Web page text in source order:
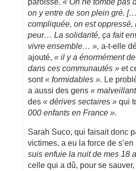
on y entre de son plein gré.
compliquée, on est oppressé,
peur… La solidarité, ça fait
vivre ensemble… »,a-t-elle
ajouté,« il y a énormément
dans ces communautés »et
sont« formidables ». Le
a aussi des gens «
des« dérives sectaires » qui
000 enfants en France ».
Sarah Suco, qui faisait donc
victimes, a eu la force de s’en
suis enfuie la nuit de mes 18
celle qui a dû, pour se